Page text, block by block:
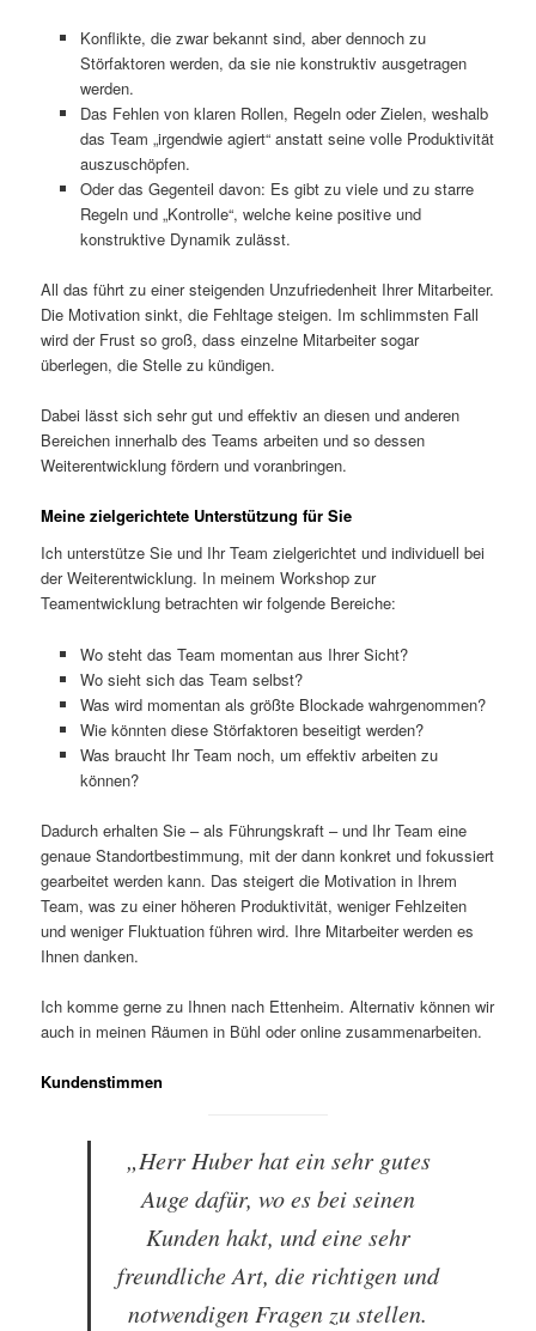
Konflikte, die zwar bekannt sind, aber dennoch zu
Störfaktoren werden, da sie nie konstruktiv ausgetragen
werden.
Das Fehlen von klaren Rollen, Regeln oder Zielen, weshalb
das Team „irgendwie agiert“ anstatt seine volle Produktivität
auszuschöpfen.
Oder das Gegenteil davon: Es gibt zu viele und zu starre
Regeln und „Kontrolle“, welche keine positive und
konstruktive Dynamik zulässt.
All das führt zu einer steigenden Unzufriedenheit Ihrer Mitarbeiter.
Die Motivation sinkt, die Fehltage steigen. Im schlimmsten Fall
wird der Frust so groß, dass einzelne Mitarbeiter sogar
überlegen, die Stelle zu kündigen.
Dabei lässt sich sehr gut und effektiv an diesen und anderen
Bereichen innerhalb des Teams arbeiten und so dessen
Weiterentwicklung fördern und voranbringen.
Meine zielgerichtete Unterstützung für Sie
Ich unterstütze Sie und Ihr Team zielgerichtet und individuell bei
der Weiterentwicklung. In meinem Workshop zur
Teamentwicklung betrachten wir folgende Bereiche:
Wo steht das Team momentan aus Ihrer Sicht?
Wo sieht sich das Team selbst?
Was wird momentan als größte Blockade wahrgenommen?
Wie könnten diese Störfaktoren beseitigt werden?
Was braucht Ihr Team noch, um effektiv arbeiten zu
können?
Dadurch erhalten Sie – als Führungskraft – und Ihr Team eine
genaue Standortbestimmung, mit der dann konkret und fokussiert
gearbeitet werden kann. Das steigert die Motivation in Ihrem
Team, was zu einer höheren Produktivität, weniger Fehlzeiten
und weniger Fluktuation führen wird. Ihre Mitarbeiter werden es
Ihnen danken.
Ich komme gerne zu Ihnen nach Ettenheim. Alternativ können wir
auch in meinen Räumen in Bühl oder online zusammenarbeiten.
Kundenstimmen
„Herr Huber hat ein sehr gutes
Auge dafür, wo es bei seinen
Kunden hakt, und eine sehr
freundliche Art, die richtigen und
notwendigen Fragen zu stellen.